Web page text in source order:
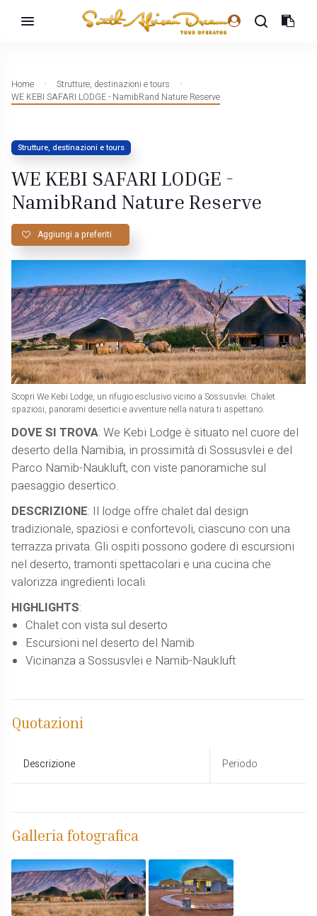
Home
Strutture, destinazioni e tours
WE KEBI SAFARI LODGE - NamibRand Nature Reserve
Strutture, destinazioni e tours
WE KEBI SAFARI LODGE -
NamibRand Nature Reserve
Aggiungi a preferiti
Scopri We Kebi Lodge, un rifugio esclusivo vicino a Sossusvlei. Chalet
spaziosi, panorami desertici e avventure nella natura ti aspettano.
DOVE SI TROVA: We Kebi Lodge è situato nel cuore del
deserto della Namibia, in prossimità di Sossusvlei e del
Parco Namib-Naukluft, con viste panoramiche sul
paesaggio desertico.
DESCRIZIONE: Il lodge offre chalet dal design
tradizionale, spaziosi e confortevoli, ciascuno con una
terrazza privata. Gli ospiti possono godere di escursioni
nel deserto, tramonti spettacolari e una cucina che
valorizza ingredienti locali.
HIGHLIGHTS:
Chalet con vista sul deserto
Escursioni nel deserto del Namib
Vicinanza a Sossusvlei e Namib-Naukluft
Quotazioni
Descrizione Periodo
Galleria fotografica